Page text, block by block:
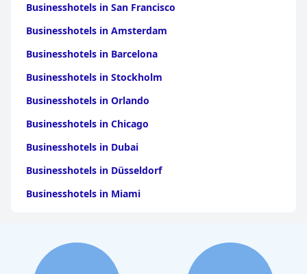
Businesshotels in San Francisco
Businesshotels in Amsterdam
Businesshotels in Barcelona
Businesshotels in Stockholm
Businesshotels in Orlando
Businesshotels in Chicago
Businesshotels in Dubai
Businesshotels in Düsseldorf
Businesshotels in Miami
Businesshotels in York
Businesshotels in Dallas